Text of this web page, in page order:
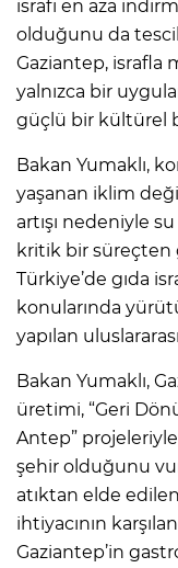
israfı en aza
olduğunu da
Gaziantep, israfla
yalnızca bir
güçlü bir kültürel
Bakan Yumaklı,
yaşanan iklim
artışı nedeniyle
kritik bir
Türkiye’de gıda
konularında
yapılan
Bakan Yumaklı,
üretimi, “Geri
Antep” projeleriyle
şehir olduğunu
atıktan elde
ihtiyacının
Gaziantep’in